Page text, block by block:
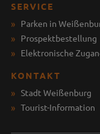
SERVICE
Parken in
Prospektbestellung
Elektronische
KONTAKT
Stadt Weißenburg
Tourist-Information